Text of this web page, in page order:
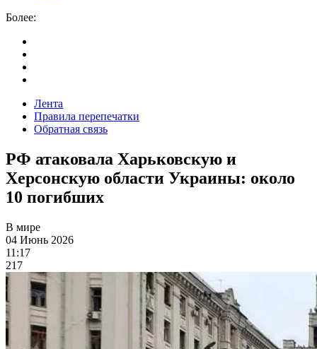
Более:
Лента
Правила перепечатки
Обратная связь
РФ атаковала Харьковскую и
Херсонскую области Украины: около
10 погибших
В мире
04 Июнь 2026
11:17
217